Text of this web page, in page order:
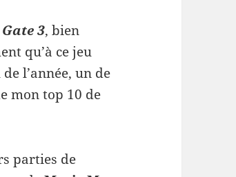
3, bien
qu’à ce jeu
l’année, un de
mon top 10 de
parties de